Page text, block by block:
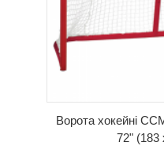
Ворота хокейні
72" (183